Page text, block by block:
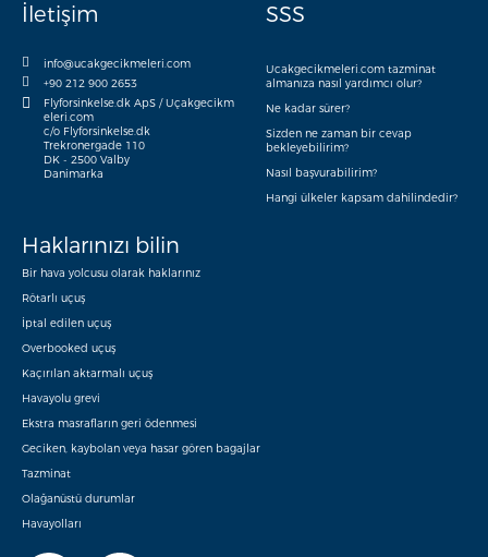
İletişim SSS
info@ucakgecikmeleri.com
+90 212 900 2653
Flyforsinkelse.dk ApS / Uçakgecikm
eleri.com
c/o Flyforsinkelse.dk
Trekronergade 110
DK - 2500 Valby
Danimarka
Ucakgecikmeleri.com tazminat
almanıza nasıl yardımcı olur?
Ne kadar sürer?
Sizden ne zaman bir cevap
bekleyebilirim?
Nasıl başvurabilirim?
Hangi ülkeler kapsam dahilindedir?
Haklarınızı bilin
Bir hava yolcusu olarak haklarınız
Rötarlı uçuş
İptal edilen uçuş
Overbooked uçuş
Kaçırılan aktarmalı uçuş
Havayolu grevi
Ekstra masrafların geri ödenmesi
Geciken, kaybolan veya hasar gören bagajlar
Tazminat
Olağanüstü durumlar
Havayolları